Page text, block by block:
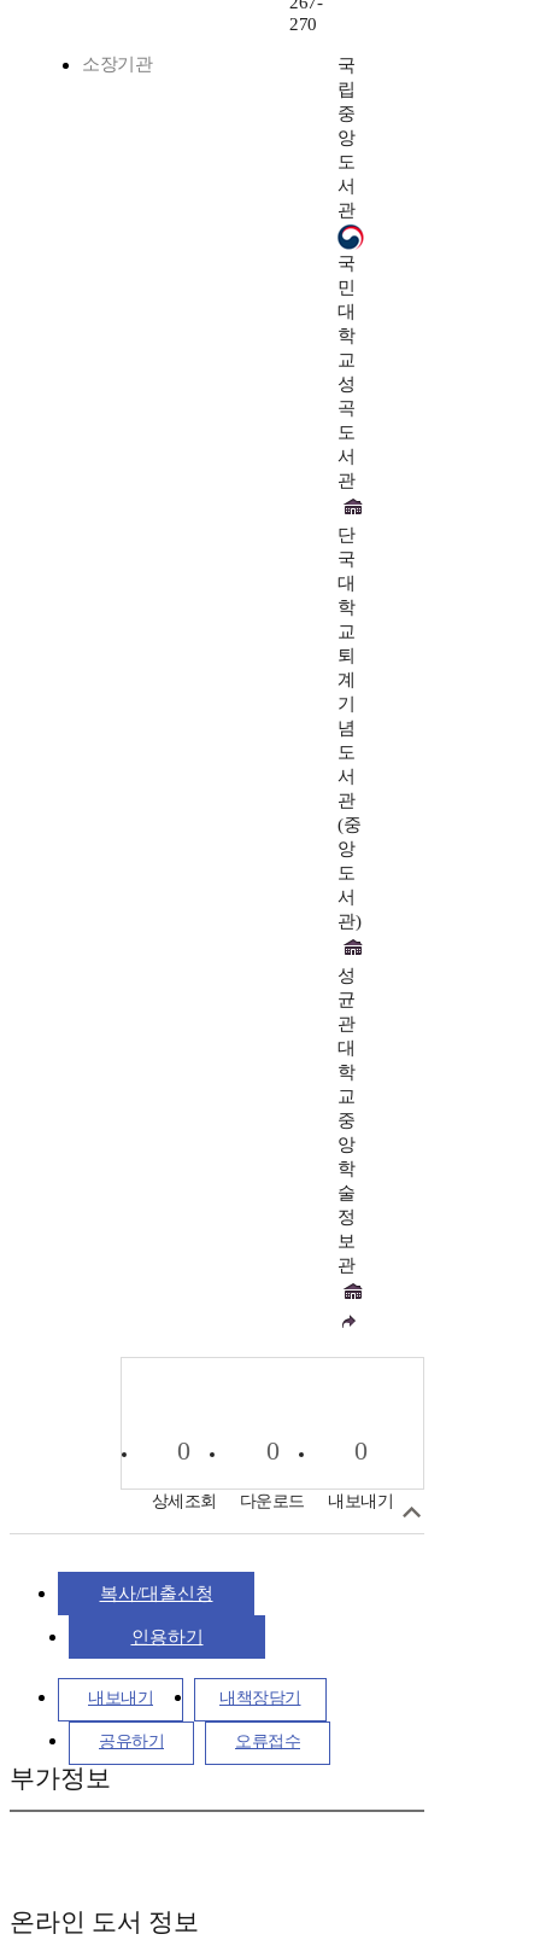
270
소장기관
국
립
중
앙
도
서
관
국
민
대
학
교
성
곡
도
서
관
단
국
대
학
교
퇴
계
기
념
도
서
관
(중
앙
도
서
관)
성
균
관
대
학
교
중
앙
학
술
정
보
관
0
상세조회
0
다운로드
0
내보내기
복사/대출신청
인용하기
내보내기 내책장담기
공유하기 오류접수
부가정보
온라인 도서 정보